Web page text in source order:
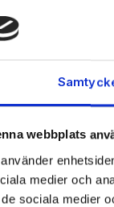
webbplats
medier och
sociala medier
och
”Enkelt
Fungerer
uansett
– Gry